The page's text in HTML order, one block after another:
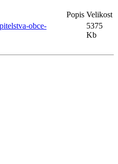
Popis Velikost
obce-
5375
Kb